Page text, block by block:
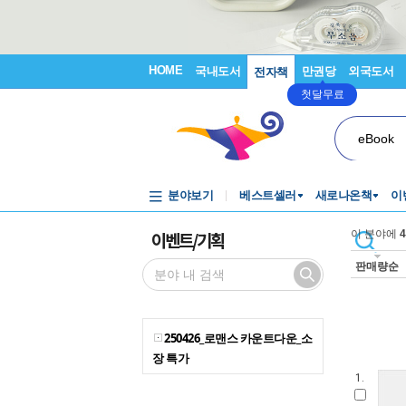
HOME 국내도서 전자책 만권당
첫달무료
외국도서
eBook
분야보기 베스트셀러 새로나온책 이
이벤트/기획
250426_로맨스 카운트다운_소
장 특가
이 분야에
판매량순
1.